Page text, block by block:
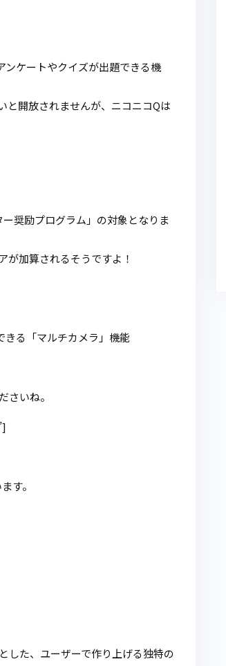
ンケートやクイズが出題できる機
と開放されませんが、ニコニコQは
奨励プログラム」の対象となりま
が加算されるそうですよ！
きる「マルチカメラ」機能
さいね。
す。
した、ユーザーで作り上げる独特の